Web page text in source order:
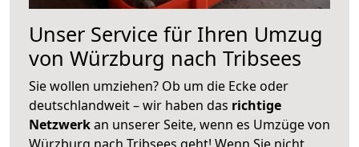
Unser Service für Ihren Umzug
von Würzburg nach Tribsees
Sie wollen umziehen? Ob um die Ecke oder
deutschlandweit – wir haben das richtige
Netzwerkan unserer Seite, wenn es Umzüge von